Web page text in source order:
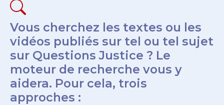
Vous cherchez les textes ou les
vidéos publiés sur tel ou tel sujet
sur Questions Justice ? Le
moteur de recherche vous y
aidera. Pour cela, trois
approches :